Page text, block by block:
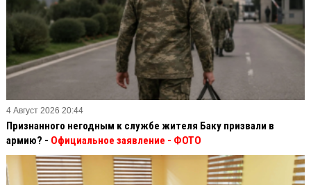
4 Август 2026 20:44
Признанного негодным к службе жителя Баку призвали в
армию? - Официальное заявление - ФОТО